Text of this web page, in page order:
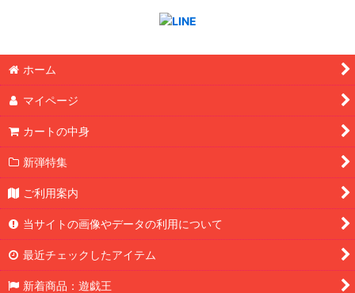
ホーム
マイページ
カートの中身
新弾特集
ご利用案内
当サイトの画像やデータの利用について
最近チェックしたアイテム
新着商品：遊戯王